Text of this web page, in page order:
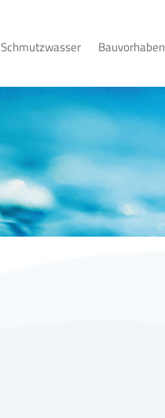
Schmutzwasser Bauvorhaben